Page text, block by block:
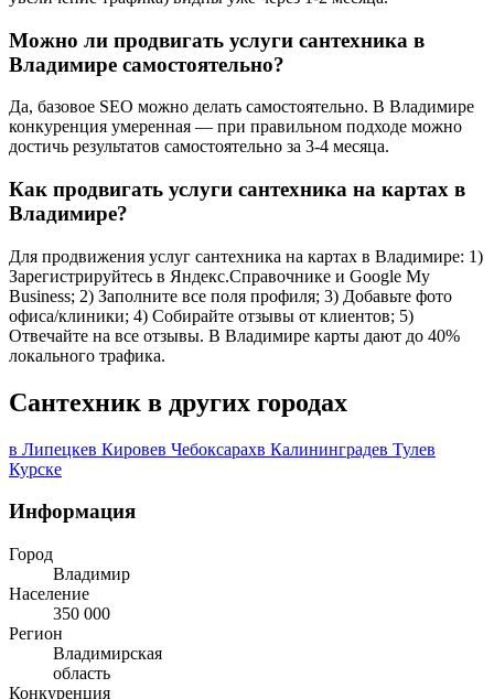
Можно ли продвигать услуги сантехника в
Владимире самостоятельно?
Да, базовое SEO можно делать самостоятельно. В Владимире
конкуренция умеренная — при правильном подходе можно
достичь результатов самостоятельно за 3-4 месяца.
Как продвигать услуги сантехника на картах в
Владимире?
Для продвижения услуг сантехника на картах в Владимире: 1)
Зарегистрируйтесь в Яндекс.Справочнике и Google My
Business; 2) Заполните все поля профиля; 3) Добавьте фото
офиса/клиники; 4) Собирайте отзывы от клиентов; 5)
Отвечайте на все отзывы. В Владимире карты дают до 40%
локального трафика.
Сантехник в других городах
в Липецкев Кировев Чебоксарахв Калининградев Тулев
Курске
Информация
Город
Владимир
Население
350 000
Регион
Владимирская
область
Конкуренция